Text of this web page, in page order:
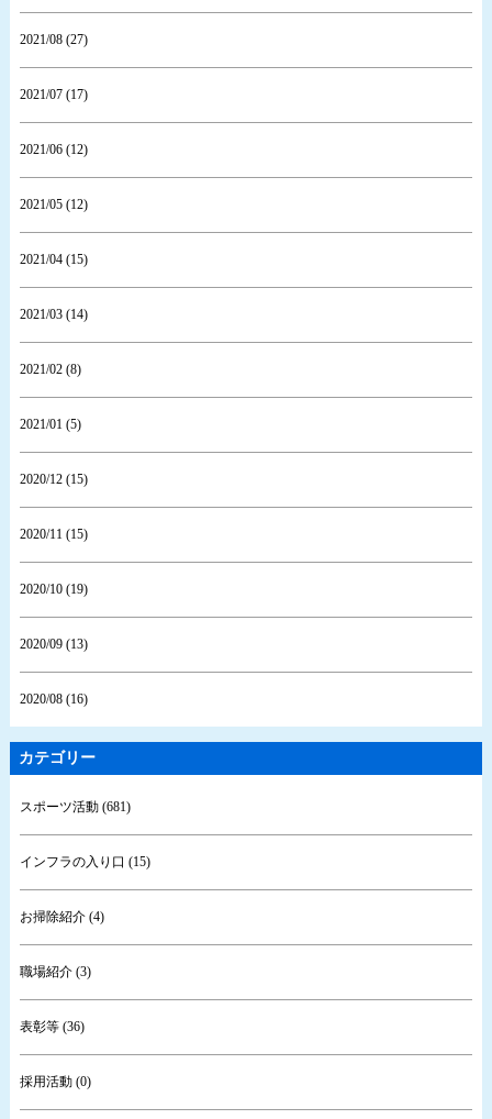
2021/08 (27)
2021/07 (17)
2021/06 (12)
2021/05 (12)
2021/04 (15)
2021/03 (14)
2021/02 (8)
2021/01 (5)
2020/12 (15)
2020/11 (15)
2020/10 (19)
2020/09 (13)
2020/08 (16)
カテゴリー
スポーツ活動 (681)
インフラの入り口 (15)
お掃除紹介 (4)
職場紹介 (3)
表彰等 (36)
採用活動 (0)